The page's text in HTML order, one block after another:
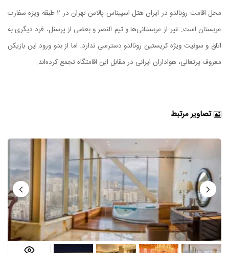
محل اقامت رونالدو در ایران هتل اسپیناس پالاس تهران در ۲ طبقه ویژه سفارت
عربستان است. غیر از عربستانی‌ها و تیم النصر و بعضی از پرسنل، فرد دیگری به
اتاق و سوئیت ویژه کریستین رونالدو دسترسی ندارد. اما از بدو ورود این بازیکن
معروف پرتغالی، هواداران ایرانی در مقابل این اقامتگاه تجمع کرده‌اند.
تصاویر مرتبط